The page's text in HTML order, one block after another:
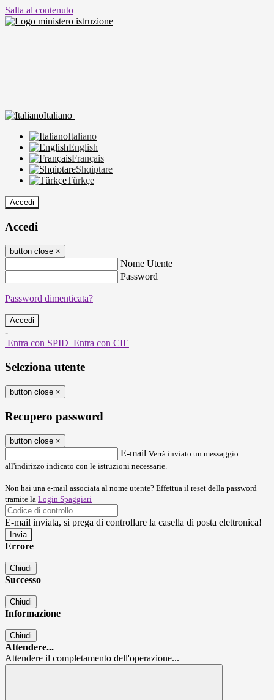
Salta al contenuto
Italiano
Italiano
English
Français
Shqiptare
Türkçe
Accedi
Accedi
button close ×
Nome Utente
Password
Password dimenticata?
-
Entra con SPID Entra con CIE
Seleziona utente
button close ×
Recupero password
button close ×
E-mail Verrà inviato un messaggio
all'indirizzo indicato con le istruzioni necessarie.
Non hai una e-mail associata al nome utente? Effettua il reset della password
tramite la Login Spaggiari
E-mail inviata, si prega di controllare la casella di posta elettronica!
Errore
Chiudi
Successo
Chiudi
Informazione
Chiudi
Attendere...
Attendere il completamento dell'operazione...